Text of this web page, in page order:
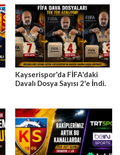
Kayserispor'da FİFA'daki
Davalı Dosya Sayısı 2'e İndi.